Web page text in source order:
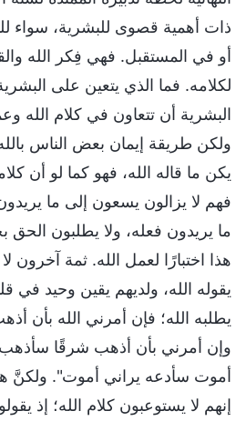
ذات أهمية قصوى للبشرية، سواء
أو في المستقبل. فهي فِكر الله
لكلامه. فما الذي يتعين على
البشرية أن تتعاون في كلام الله
ولكن طريقة إيمان بعض الناس
يكن ما قاله الله، فهو كما لو أن
فهم لا يزالون يسعون إلى ما
ما يريدون فعله، ولا يطلبون
هذا اختبارًا لعمل الله. ثمة آخرون
يقوله الله، ولديهم يقين وحيد
يطلبه الله؛ فإن أمرني الله بأن
وإن أمرني بأن أذهب شرقًا
أموت سأدعه يراني أموت". ولكنَّ
إنهم لا يستوعبون كلام الله؛ إذ